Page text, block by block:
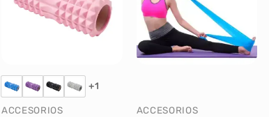
+1
ACCESORIOS ACCESORIOS